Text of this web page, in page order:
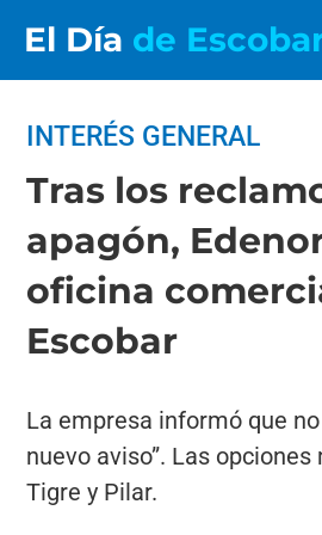
El Día de
INTERÉS GENERAL
Tras los
apagón,
oficina
Escobar
La empresa informó que
nuevo aviso”. Las
Tigre y Pilar.